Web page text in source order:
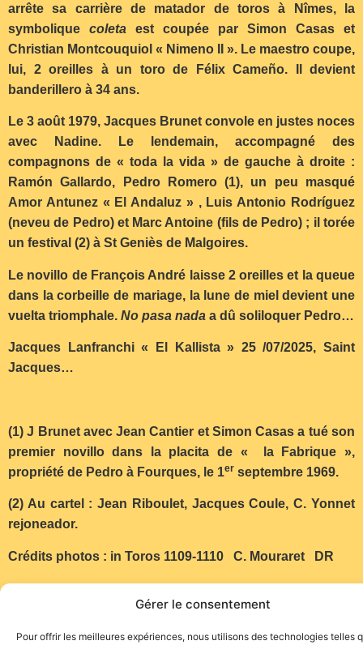
Gérer le consentement
Pour offrir les meilleures expériences, nous utilisons des technologies telles
arrête sa carrière de matador de toros à Nîmes, la
symbolique coleta est coupée par Simon Casas et
Christian Montcouquiol « Nimeno II ». Le maestro coupe,
lui, 2 oreilles à un toro de Félix Cameño. Il devient
banderillero à 34 ans.
Le 3 août 1979, Jacques Brunet convole en justes noces
avec Nadine. Le lendemain, accompagné des
compagnons de « toda la vida » de gauche à droite :
Ramón Gallardo, Pedro Romero (1), un peu masqué
Amor Antunez « El Andaluz » , Luis Antonio Rodríguez
(neveu de Pedro) et Marc Antoine (fils de Pedro) ; il torée
un festival (2) à St Geniès de Malgoires.
Le novillo de François André laisse 2 oreilles et la queue
dans la corbeille de mariage, la lune de miel devient une
vuelta triomphale. No pasa nada a dû soliloquer Pedro…
Jacques Lanfranchi « El Kallista » 25 /07/2025, Saint
Jacques…
(1) J Brunet avec Jean Cantier et Simon Casas a tué son
premier novillo dans la placita de « la Fabrique »,
propriété de Pedro à Fourques, le 1er septembre 1969.
(2) Au cartel : Jean Riboulet, Jacques Coule, C. Yonnet
rejoneador.
Crédits photos : in Toros 1109-1110 C. Mouraret DR